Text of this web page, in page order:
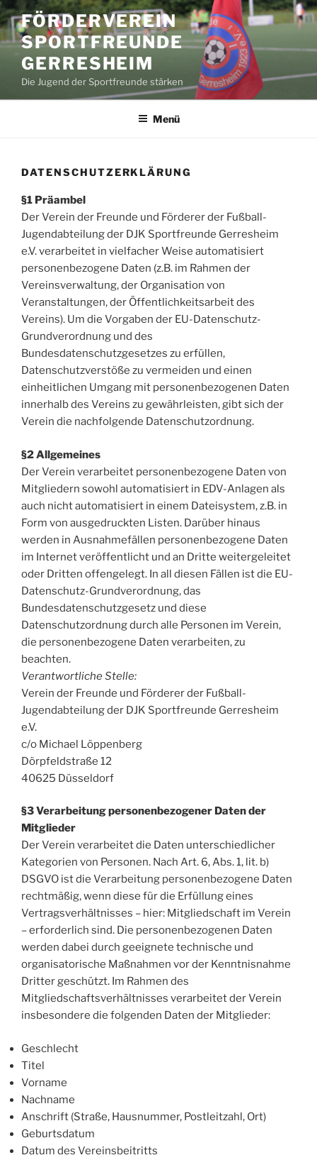
Zum
Inhalt
springen
FÖRDERVEREIN
SPORTFREUNDE
GERRESHEIM
Die Jugend der Sportfreunde stärken
Menü
DATENSCHUTZERKLÄRUNG
§1 Präambel
Der Verein der Freunde und Förderer der Fußball-
Jugendabteilung der DJK Sportfreunde Gerresheim
e.V. verarbeitet in vielfacher Weise automatisiert
personenbezogene Daten (z.B. im Rahmen der
Vereinsverwaltung, der Organisation von
Veranstaltungen, der Öffentlichkeitsarbeit des
Vereins). Um die Vorgaben der EU-Datenschutz-
Grundverordnung und des
Bundesdatenschutzgesetzes zu erfüllen,
Datenschutzverstöße zu vermeiden und einen
einheitlichen Umgang mit personenbezogenen Daten
innerhalb des Vereins zu gewährleisten, gibt sich der
Verein die nachfolgende Datenschutzordnung.
§2 Allgemeines
Der Verein verarbeitet personenbezogene Daten von
Mitgliedern sowohl automatisiert in EDV-Anlagen als
auch nicht automatisiert in einem Dateisystem, z.B. in
Form von ausgedruckten Listen. Darüber hinaus
werden in Ausnahmefällen personenbezogene Daten
im Internet veröffentlicht und an Dritte weitergeleitet
oder Dritten offengelegt. In all diesen Fällen ist die EU-
Datenschutz-Grundverordnung, das
Bundesdatenschutzgesetz und diese
Datenschutzordnung durch alle Personen im Verein,
die personenbezogene Daten verarbeiten, zu
beachten.
Verantwortliche Stelle:
Verein der Freunde und Förderer der Fußball-
Jugendabteilung der DJK Sportfreunde Gerresheim
e.V.
c/o Michael Löppenberg
Dörpfeldstraße 12
40625 Düsseldorf
§3 Verarbeitung personenbezogener Daten der
Mitglieder
Der Verein verarbeitet die Daten unterschiedlicher
Kategorien von Personen. Nach Art. 6, Abs. 1, lit. b)
DSGVO ist die Verarbeitung personenbezogene Daten
rechtmäßig, wenn diese für die Erfüllung eines
Vertragsverhältnisses – hier: Mitgliedschaft im Verein
– erforderlich sind. Die personenbezogenen Daten
werden dabei durch geeignete technische und
organisatorische Maßnahmen vor der Kenntnisnahme
Dritter geschützt. Im Rahmen des
Mitgliedschaftsverhältnisses verarbeitet der Verein
insbesondere die folgenden Daten der Mitglieder:
Geschlecht
Titel
Vorname
Nachname
Anschrift (Straße, Hausnummer, Postleitzahl, Ort)
Geburtsdatum
Datum des Vereinsbeitritts